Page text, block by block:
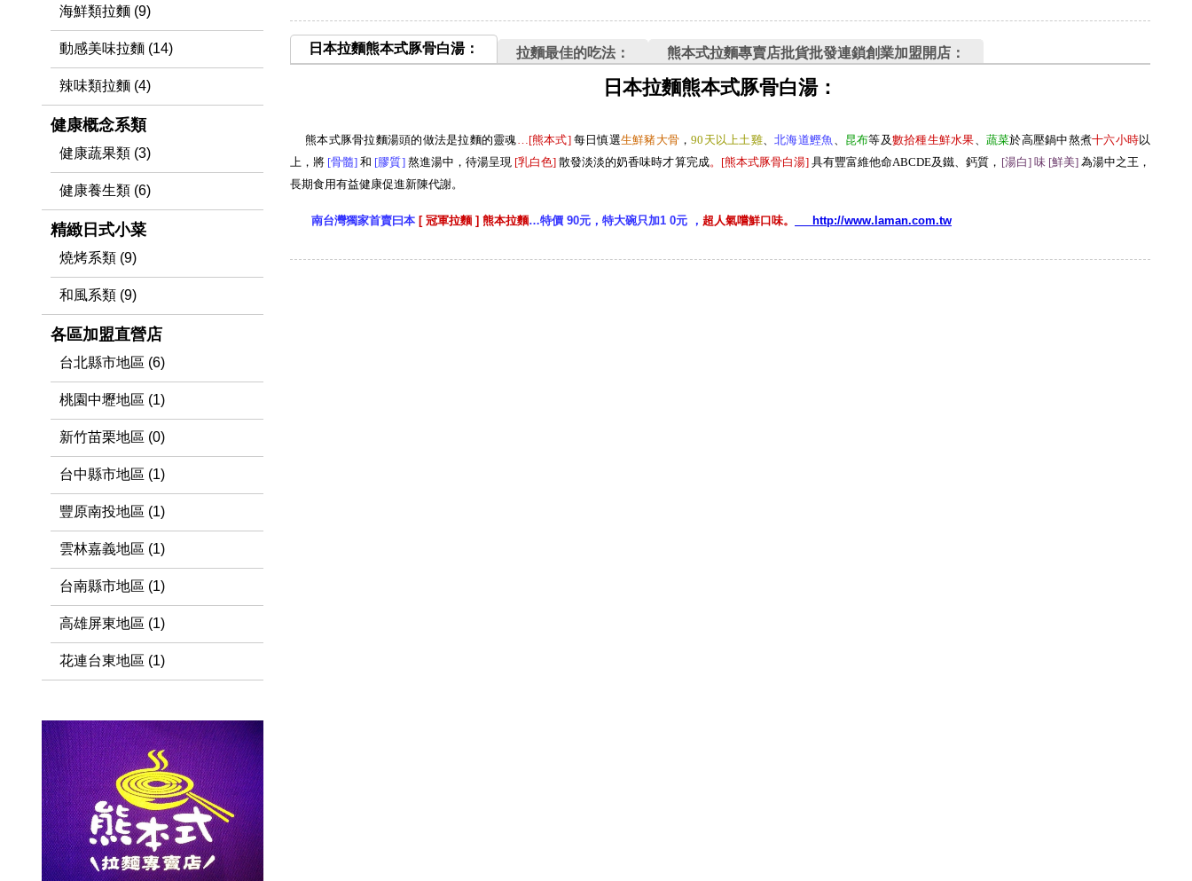
日本拉麵熊本式豚骨白湯： 拉麵最佳的吃法： 熊本式拉麵專賣店批貨批發連鎖創業加盟開店：
日本拉麵熊本式豚骨白湯：
熊本式豚骨拉麵湯頭的做法是拉麵的靈魂…[熊本式]每日慎選生鮮豬大骨 ，90天以上土雞、北海道鰹魚 、 昆布等及數拾種生鮮水果、 蔬菜於高壓鍋中熬煮十六小時以
上，將 [骨髓] 和 [膠質]熬進湯中，待湯呈現 [乳白色] 散發淡淡的奶香味時才算完成。[熊本式豚骨白湯]具有豐富維他命ABCDE及鐵、鈣質， [湯白] 味 [鮮美]為湯中之王，
長期食用有益健康促進新陳代謝。
南台灣獨家首賣曰本 [ 冠軍拉麵 ] 熊本拉麵…特價 90元，特大碗只加1 0元 ， 超人氣嚐鮮口味。 http://www.laman.com.tw
海鮮類拉麵 (9)
動感美味拉麵 (14)
辣味類拉麵 (4)
健康概念系類
健康蔬果類 (3)
健康養生類 (6)
精緻日式小菜
燒烤系類 (9)
和風系類 (9)
各區加盟直營店
台北縣市地區 (6)
桃園中壢地區 (1)
新竹苗栗地區 (0)
台中縣市地區 (1)
豐原南投地區 (1)
雲林嘉義地區 (1)
台南縣市地區 (1)
高雄屏東地區 (1)
花連台東地區 (1)